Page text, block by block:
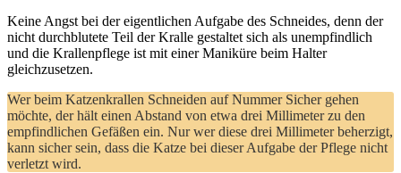
Keine Angst bei der eigentlichen Aufgabe des Schneides, denn der
nicht durchblutete Teil der Kralle gestaltet sich als unempfindlich
und die Krallenpflege ist mit einer Maniküre beim Halter
gleichzusetzen.
Wer beim Katzenkrallen Schneiden auf Nummer Sicher gehen
möchte, der hält einen Abstand von etwa drei Millimeter zu den
empfindlichen Gefäßen ein. Nur wer diese drei Millimeter beherzigt,
kann sicher sein, dass die Katze bei dieser Aufgabe der Pflege nicht
verletzt wird.